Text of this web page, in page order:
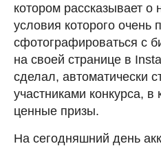
котором рассказывает
условия которого очень
сфотографироваться с
на своей странице в
сделал, автоматически
участниками конкурса,
ценные призы.
На сегодняшний день